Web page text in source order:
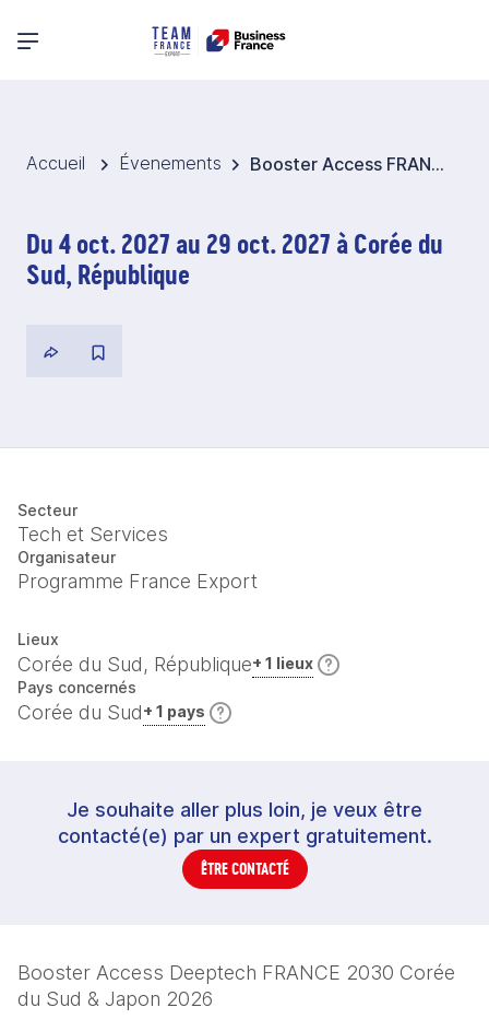
Menu principal
Accueil Évenements Booster Access FRANCE 2030 2027 - Japon et Corée du Sud
Du 4 oct. 2027 au 29 oct. 2027 à Corée du
Sud, République
Secteur
Tech et Services
Organisateur
Programme France Export
Lieux
Corée du Sud, République+ 1 lieux
Pays concernés
Corée du Sud+ 1 pays
Je souhaite aller plus loin, je veux être
contacté(e) par un expert gratuitement.
ÊTRE CONTACTÉ
Booster Access Deeptech FRANCE 2030 Corée
du Sud & Japon 2026